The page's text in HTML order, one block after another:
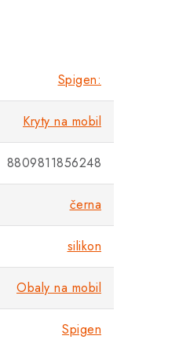
Spigen:
Kryty na mobil
8809811856248
černa
silikon
Obaly na mobil
Spigen